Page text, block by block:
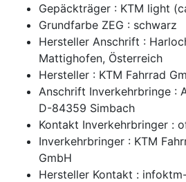
Gepäckträger : KTM light
Grundfarbe ZEG : schwarz
Hersteller Anschrift :
Mattighofen, Österreich
Hersteller : KTM Fahrrad
Anschrift Inverkehrbringe :
D-84359 Simbach
Kontakt Inverkehrbringer :
Inverkehrbringer : KTM
GmbH
Hersteller Kontakt :